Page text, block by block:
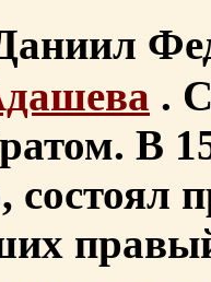
.
В
состоял